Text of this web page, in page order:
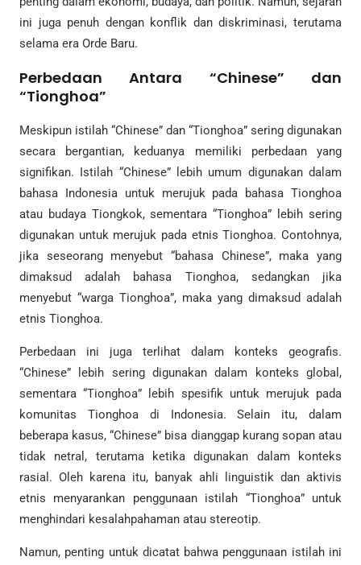
ini juga penuh dengan konflik dan diskriminasi, terutama
selama era Orde Baru.
Perbedaan Antara “Chinese” dan
“Tionghoa”
Meskipun istilah “Chinese” dan “Tionghoa” sering digunakan
secara bergantian, keduanya memiliki perbedaan yang
signifikan. Istilah “Chinese” lebih umum digunakan dalam
bahasa Indonesia untuk merujuk pada bahasa Tionghoa
atau budaya Tiongkok, sementara “Tionghoa” lebih sering
digunakan untuk merujuk pada etnis Tionghoa. Contohnya,
jika seseorang menyebut “bahasa Chinese”, maka yang
dimaksud adalah bahasa Tionghoa, sedangkan jika
menyebut “warga Tionghoa”, maka yang dimaksud adalah
etnis Tionghoa.
Perbedaan ini juga terlihat dalam konteks geografis.
“Chinese” lebih sering digunakan dalam konteks global,
sementara “Tionghoa” lebih spesifik untuk merujuk pada
komunitas Tionghoa di Indonesia. Selain itu, dalam
beberapa kasus, “Chinese” bisa dianggap kurang sopan atau
tidak netral, terutama ketika digunakan dalam konteks
rasial. Oleh karena itu, banyak ahli linguistik dan aktivis
etnis menyarankan penggunaan istilah “Tionghoa” untuk
menghindari kesalahpahaman atau stereotip.
Namun, penting untuk dicatat bahwa penggunaan istilah ini